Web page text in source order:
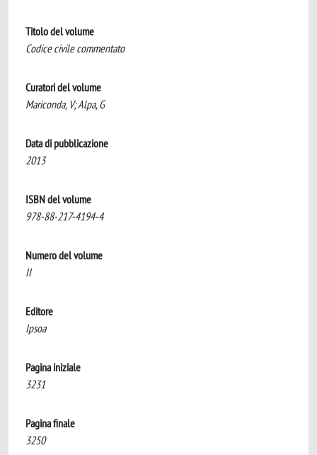
Titolo del volume
Codice civile commentato
Curatori del volume
Mariconda, V; Alpa, G
Data di pubblicazione
2013
ISBN del volume
978-88-217-4194-4
Numero del volume
II
Editore
Ipsoa
Pagina iniziale
3231
Pagina finale
3250